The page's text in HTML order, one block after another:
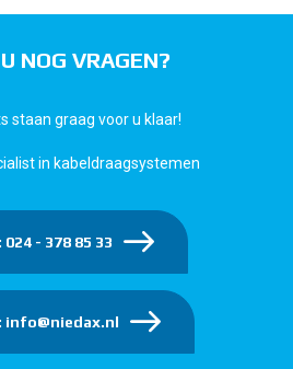
NOG VRAGEN?
staan graag voor u klaar!
in kabeldraagsystemen
024 - 378 85 33
info@niedax.nl